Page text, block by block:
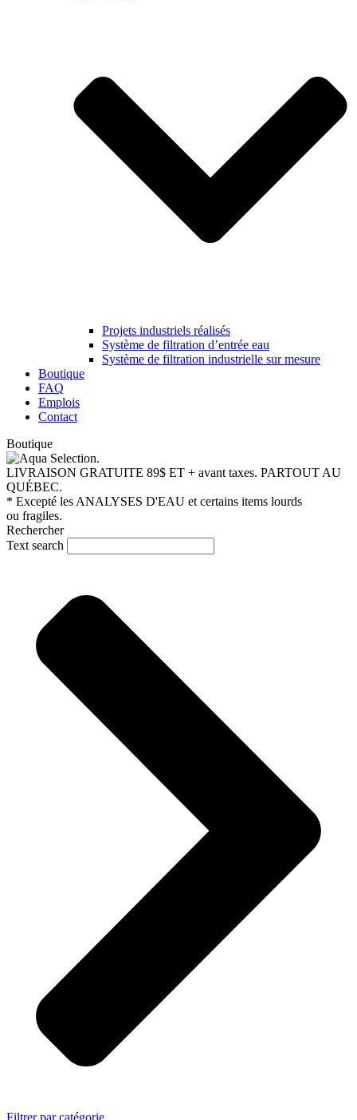
Projets industriels réalisés
Système de filtration d’entrée eau
Système de filtration industrielle sur mesure
Boutique
FAQ
Emplois
Contact
Boutique
LIVRAISON GRATUITE 89$ ET + avant taxes. PARTOUT AU
QUÉBEC.
* Excepté les ANALYSES D'EAU et certains items lourds
ou fragiles.
Rechercher
Text search
Filtrer par catégorie